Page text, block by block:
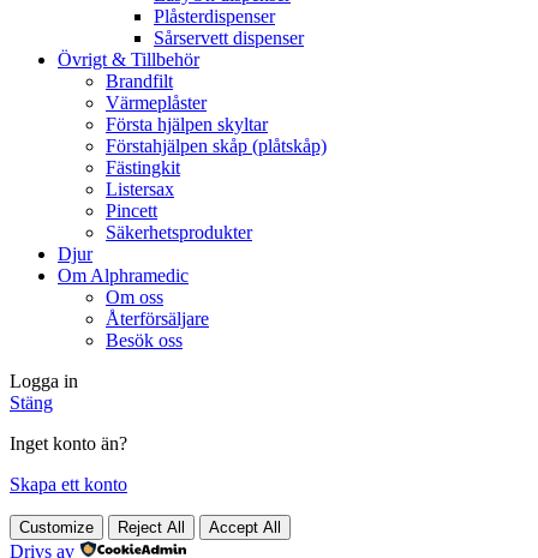
Plåsterdispenser
Sårservett dispenser
Övrigt & Tillbehör
Brandfilt
Värmeplåster
Första hjälpen skyltar
Förstahjälpen skåp (plåtskåp)
Fästingkit
Listersax
Pincett
Säkerhetsprodukter
Djur
Om Alphramedic
Om oss
Återförsäljare
Besök oss
Logga in
Stäng
Inget konto än?
Skapa ett konto
Customize Reject All Accept All
Drivs av